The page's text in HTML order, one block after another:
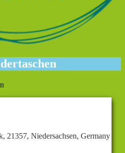
21357, Niedersachsen, Germany